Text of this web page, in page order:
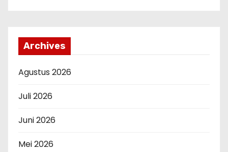
Archives
Agustus 2026
Juli 2026
Juni 2026
Mei 2026